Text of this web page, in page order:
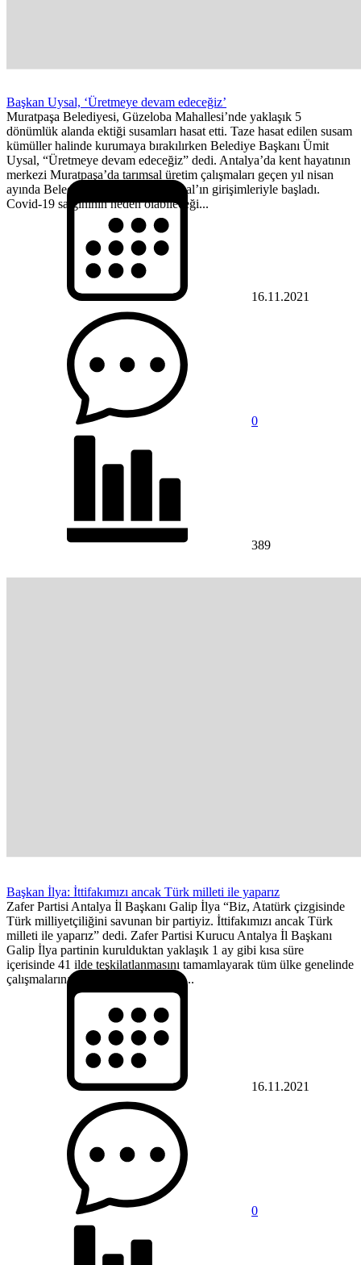
Başkan Uysal, ‘Üretmeye devam edeceğiz’
Muratpaşa Belediyesi, Güzeloba Mahallesi’nde yaklaşık 5
dönümlük alanda ektiği susamları hasat etti. Taze hasat edilen susam
kümüller halinde kurumaya bırakılırken Belediye Başkanı Ümit
Uysal, “Üretmeye devam edeceğiz” dedi. Antalya’da kent hayatının
merkezi Muratpaşa’da tarımsal üretim çalışmaları geçen yıl nisan
ayında Belediye Başkanı Ümit Uysal’ın girişimleriyle başladı.
Covid-19 salgınının neden olabileceği...
16.11.2021
0
389
Başkan İlya: İttifakımızı ancak Türk milleti ile yaparız
Zafer Partisi Antalya İl Başkanı Galip İlya “Biz, Atatürk çizgisinde
Türk milliyetçiliğini savunan bir partiyiz. İttifakımızı ancak Türk
milleti ile yaparız” dedi. Zafer Partisi Kurucu Antalya İl Başkanı
Galip İlya partinin kurulduktan yaklaşık 1 ay gibi kısa süre
içerisinde 41 ilde teşkilatlanmasını tamamlayarak tüm ülke genelinde
çalışmalarına devam ettiğini anlattı....
16.11.2021
0